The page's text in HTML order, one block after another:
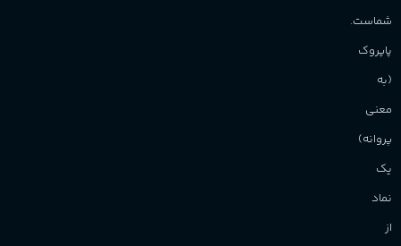
شماست.
پاپروک
(به
معنی
پروانه)
یک
نماد
از